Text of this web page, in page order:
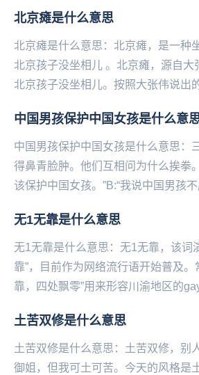
北京瘫是什么意思
北京瘫是什么意思：北京瘫，是一种
北京孩子没坐相儿 。北京瘫，源自大
北京孩子没坐相儿。按照大张伟说出
中国男孩保护中国女孩是什么意
中国男孩保护中国女孩是什么意思：
得鼻青脸肿。他们互相问为什么挨拳
该保护中国女孩。”B:“我说中国男孩
无1无靠是什么意思
无1无靠是什么意思：无1无靠，该词
靠”，目前作为网络流行语开始普及。
靠，四处飘零”用来形容川渝地区的
土苦双修是什么意思
土苦双修是什么意思：土苦双修，别
御姐，但我可土可苦。今天的风格是